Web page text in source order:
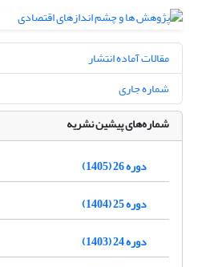
مقالات آماده انتشار
شماره جاری
شماره‌های پیشین نشریه
دوره 26 (1405)
دوره 25 (1404)
دوره 24 (1403)